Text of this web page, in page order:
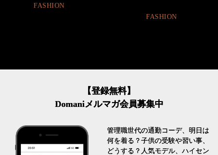
FASHION
【登録無料】
Domaniメルマガ会員募集中
管理職世代の通勤コーデ、明日は
何を着る？子供の受験や習い事、
どうする？人気モデル、ハイセン